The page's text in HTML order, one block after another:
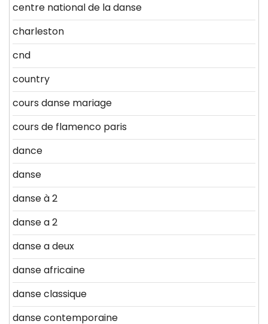
centre national de la danse
charleston
cnd
country
cours danse mariage
cours de flamenco paris
dance
danse
danse à 2
danse a 2
danse a deux
danse africaine
danse classique
danse contemporaine